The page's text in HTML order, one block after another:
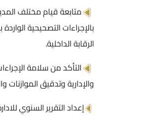
متابعة قيام مختلف المديريات
بالإجراءات التصحيحية الواردة
الرقابة الداخلية.
التأكد من سلامة الإجراءات
والإدارية وتدقيق الموازنات والقوائم
إعداد التقرير السنوي للادارة